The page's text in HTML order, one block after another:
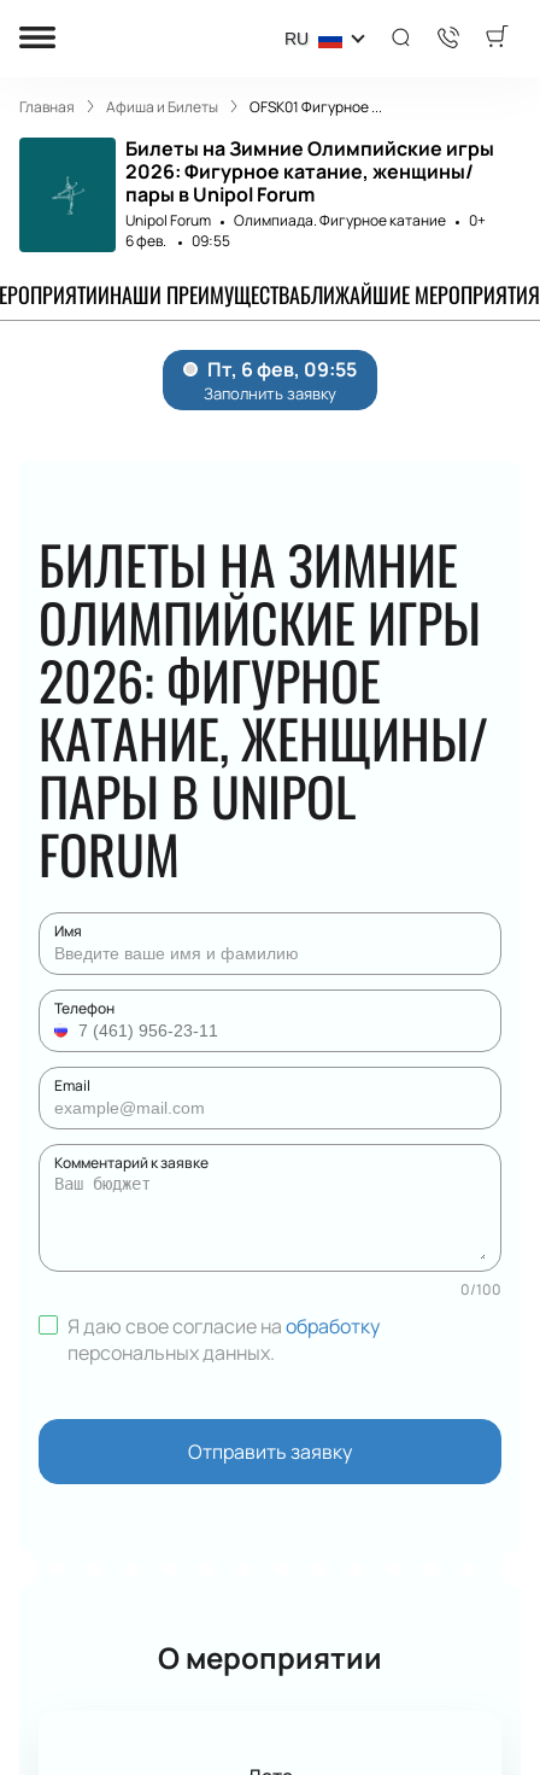
RU
Главная Афиша и Билеты OFSK01 Фигурное ...
Билеты на Зимние Олимпийские игры
2026: Фигурное катание, женщины/
пары в Unipol Forum
Unipol Forum Олимпиада. Фигурное катание
0+
6 фев.
09:55
НАШИ ПРЕИМУЩЕСТВАБЛИЖАЙШИЕ МЕРОПРИЯТИЯ
БИЛЕТЫ НА ЗИМНИЕ
ОЛИМПИЙСКИЕ ИГРЫ
2026: ФИГУРНОЕ
КАТАНИЕ, ЖЕНЩИНЫ/
ПАРЫ В UNIPOL
FORUM
Имя
Телефон
Email
Комментарий к заявке
0/100
Я даю свое согласие наобработку
персональных данных.
Отправить заявку
О мероприятии